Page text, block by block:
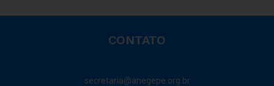
CONTATO
secretaria@anegepe.org.br